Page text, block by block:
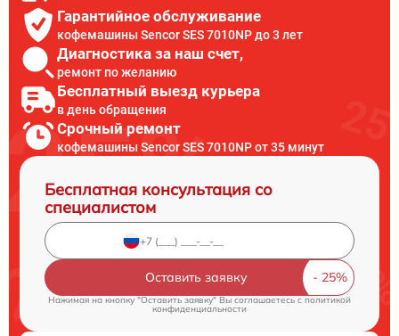
Гарантийное обслуживание
кофемашины Sencor SES 7010NP до 3 лет
Диагностика за наш счет,
ремонт по желанию
Бесплатный выезд курьера
в день обращения
Срочный ремонт
кофемашины Sencor SES 7010NP от 35 минут
Бесплатная консультация со
специалистом
Оставить заявку
Нажимая на кнопку "Оставить заявку" Вы соглашаетесь cполитикой
конфиденциальности